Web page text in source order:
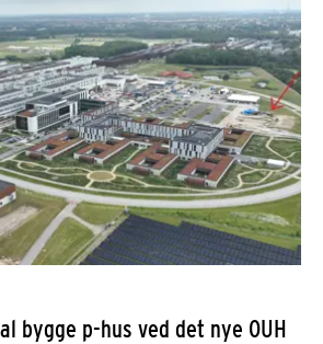
bygge p-hus ved det nye OUH